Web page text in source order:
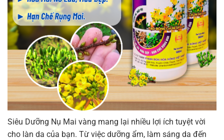
Siêu Dưỡng Nụ Mai vàng mang lại nhiều lợi ích tuyệt vời
cho làn da của bạn. Từ việc dưỡng ẩm, làm sáng da đến